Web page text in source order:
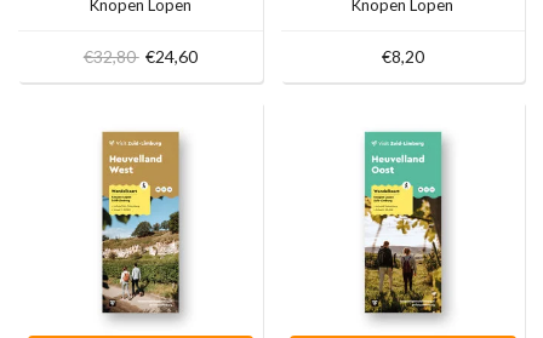
Knopen Lopen
€32,80 €24,60
Knopen Lopen
€8,20